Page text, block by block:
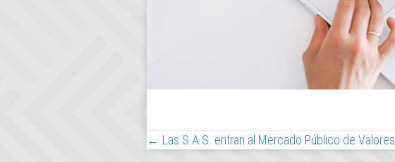
Posts
← Las S.A.S. entran al Mercado Público de Valores.